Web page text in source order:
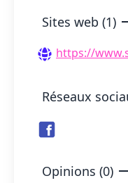
Sites web (1)
https://
Réseaux
Opinions (0)